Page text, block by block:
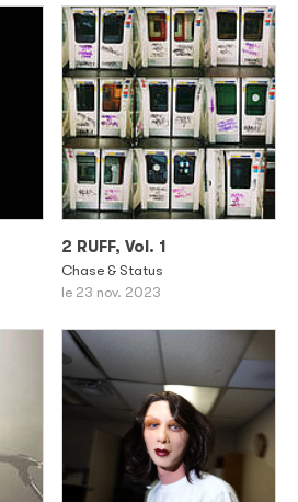
2 RUFF, Vol. 1
Chase & Status
le 23 nov. 2023